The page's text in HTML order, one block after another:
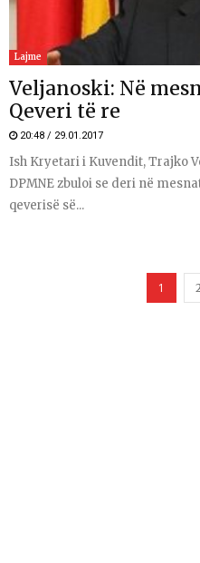
Lajme
Veljanoski: Në
Qeveri të re
20:48 / 29.01.2017
Ish Kryetari i Kuvendit, Trajko
DPMNE zbuloi se deri në
qeverisë së...
1